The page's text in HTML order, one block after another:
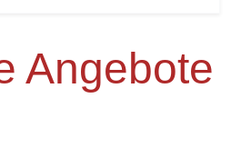
Angebote